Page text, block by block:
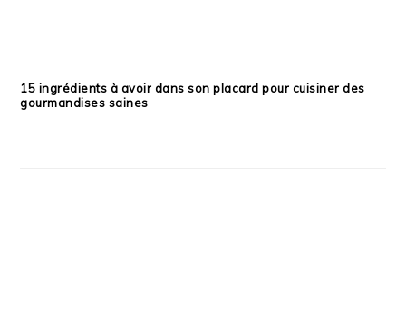
15 ingrédients à avoir dans son placard pour cuisiner des
gourmandises saines